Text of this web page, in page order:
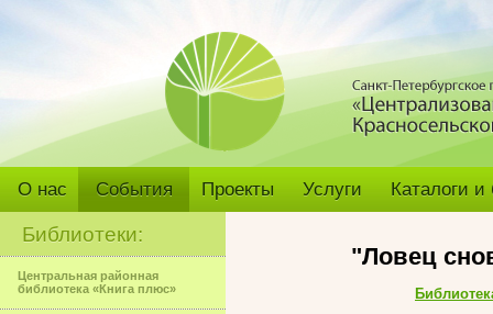
О нас События Проекты Услуги Каталоги
Библиотеки:
Центральная районная
библиотека «Книга плюс»
"Ловец